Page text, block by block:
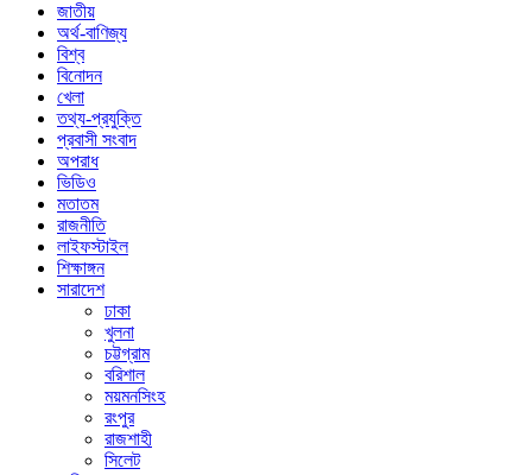
জাতীয়
অর্থ-বাণিজ্য
বিশ্ব
বিনোদন
খেলা
তথ্য-প্রযুক্তি
প্রবাসী সংবাদ
অপরাধ
ভিডিও
মতাতম
রাজনীতি
লাইফস্টাইল
শিক্ষাঙ্গন
সারাদেশ
ঢাকা
খুলনা
চট্টগ্রাম
বরিশাল
ময়মনসিংহ
রংপুর
রাজশাহী
সিলেট